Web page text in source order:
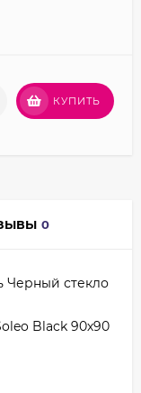
КУПИТЬ
0
Черный стекло
Black 90х90